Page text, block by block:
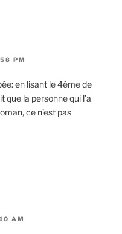
PM
en lisant le 4ème de
que la personne qui l’a
ce n’est pas
AM